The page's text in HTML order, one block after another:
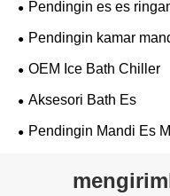
Pendingin es es
Pendingin kamar
OEM Ice Bath Chiller
Aksesori Bath Es
Pendingin Mandi Es